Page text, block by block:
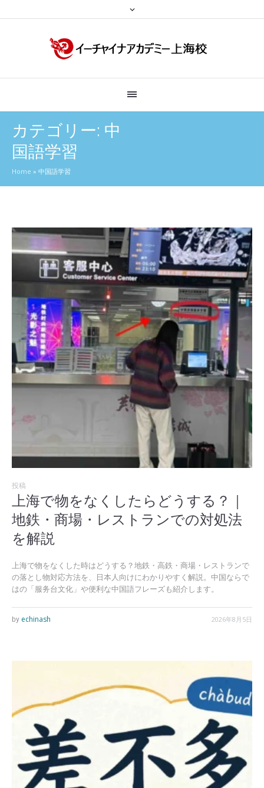
カテゴリー: 中
国語学習
Home » 中国語学習
投稿
上海で物をなくしたらどうする？｜
地鉄・商場・レストランでの対処法
を解説
上海で物をなくした時はどうする？地鉄・高鉄・商場・レストランで
の落とし物対応方法を、日本人向けにわかりやすく解説。中国ならで
はの「服务台文化」や便利な中国語フレーズも紹介します。
2026年8月5日
by echinash